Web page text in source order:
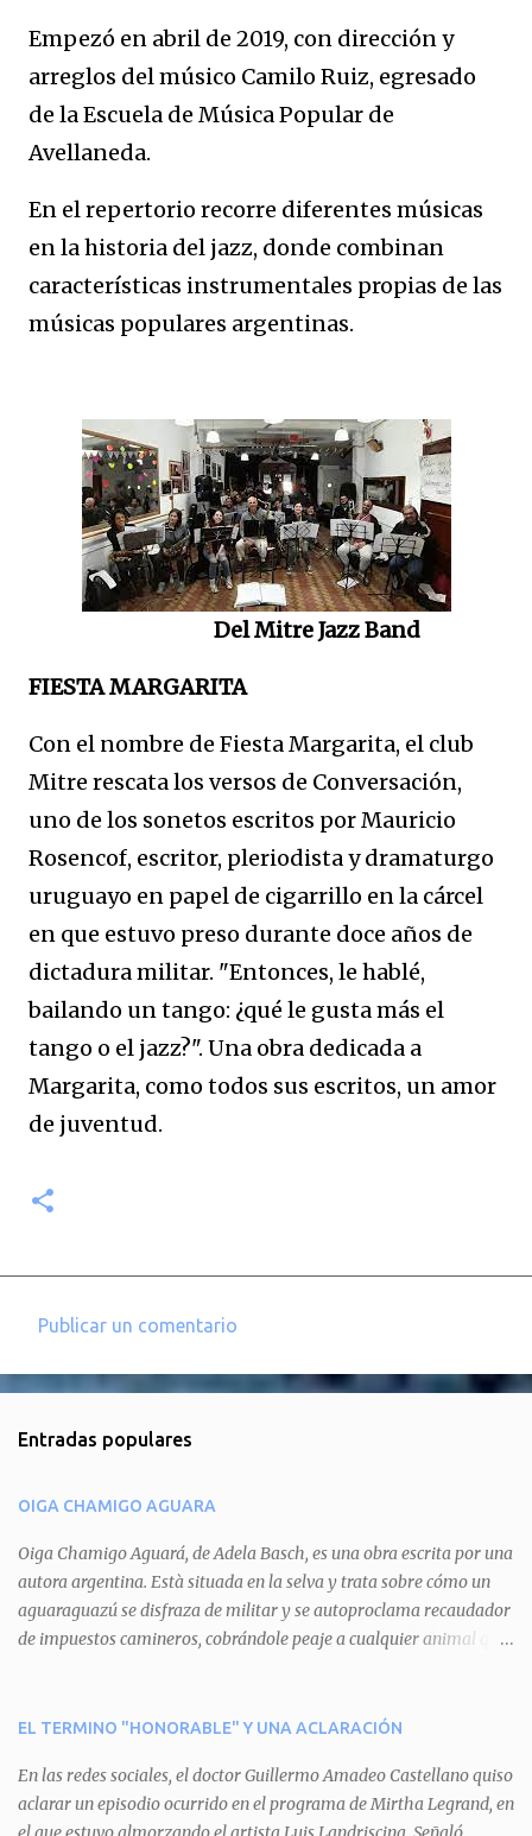
Empezó en abril de 2019, con dirección y
arreglos del músico Camilo Ruiz, egresado
de la Escuela de Música Popular de
Avellaneda.
En el repertorio recorre diferentes músicas
en la historia del jazz, donde combinan
características instrumentales propias de las
músicas populares argentinas.
Del Mitre Jazz Band
FIESTA MARGARITA
Con el nombre de Fiesta Margarita, el club
Mitre rescata los versos de Conversación,
uno de los sonetos escritos por Mauricio
Rosencof, escritor, pleriodista y dramaturgo
uruguayo en papel de cigarrillo en la cárcel
en que estuvo preso durante doce años de
dictadura militar. "Entonces, le hablé,
bailando un tango: ¿qué le gusta más el
tango o el jazz?". Una obra dedicada a
Margarita, como todos sus escritos, un amor
de juventud.
o
e
t
a
r
i
o
Publicar un comentario
Entradas populares
OIGA CHAMIGO AGUARA
Oiga Chamigo Aguará, de Adela Basch, es una obra escrita por una
autora argentina. Està situada en la selva y trata sobre cómo un
aguaraguazú se disfraza de militar y se autoproclama recaudador
de impuestos camineros, cobrándole peaje a cualquier animal que
aguará le provoca. De igual manera pasa con Tatú, el armadillo.
del aguará y pasa sin pagar. Por último, Tui, la cotorra, deja
expuesta la mentira del aguará y arenga a los otros tres
EL TERMINO "HONORABLE" Y UNA ACLARACIÓN
En las redes sociales, el doctor Guillermo Amadeo Castellano quiso
aclarar un episodio ocurrido en el programa de Mirtha Legrand, en